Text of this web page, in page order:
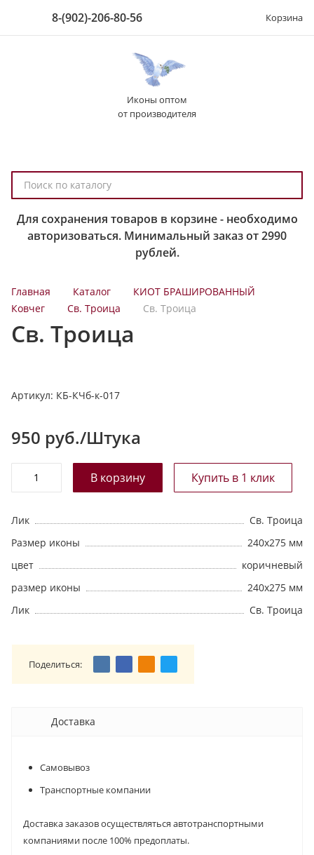
8-(902)-206-80-56 Корзина
Иконы оптом
от производителя
о
к
а
т
г
Для сохранения товаров в корзине - необходимо
авторизоваться. Минимальный заказ от 2990
рублей.
Главная Каталог
КИОТ БРАШИРОВАННЫЙ
Ковчег
Св. Троица Св. Троица
Св. Троица
Артикул: КБ-КЧб-к-017
950 руб./Штука
Лик
Св. Троица
Размер иконы
240х275 мм
цвет
коричневый
размер иконы
240х275 мм
Лик
Св. Троица
Поделиться:
Доставка
Самовывоз
Транспортные компании
Доставка заказов осуществляться автотранспортными
компаниями после 100% предоплаты.